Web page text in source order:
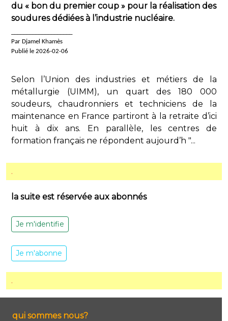
du « bon du premier coup » pour la réalisation des
soudures dédiées à l’industrie nucléaire.
Par Djamel Khamès
Publié le 2026-02-06
Selon l’Union des industries et métiers de la
métallurgie (UIMM), un quart des 180 000
soudeurs, chaudronniers et techniciens de la
maintenance en France partiront à la retraite d’ici
huit à dix ans. En parallèle, les centres de
formation français ne répondent aujourd’h "...
.
la suite est réservée aux abonnés
Je m'identifie
Je m'abonne
.
qui sommes nous?